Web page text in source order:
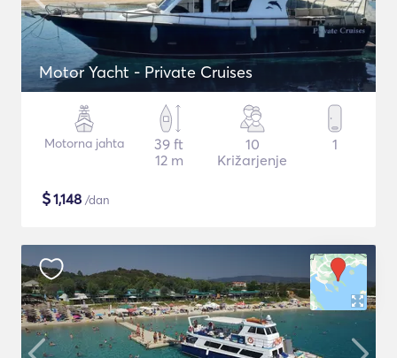
Motor Yacht - Private Cruises
Motorna jahta
39 ft
12 m
10
Križarjenje
1
$1,148 /dan